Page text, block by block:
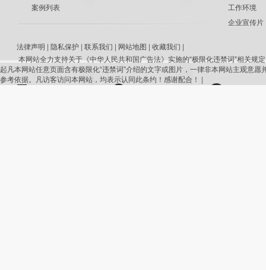
案例列表
工作环境
企业宣传片
法律声明 隐私保护 联系我们 网站地图 收藏我们
本网站全力支持关于《中华人民共和国广告法》实施的“极限化违禁词”相关规
起凡本网站任意页面含有极限化“违禁词”介绍的文字或图片，一律非本网站主观意
参考依据。凡访客访问本网站，均表示认同此条约！感谢配合！